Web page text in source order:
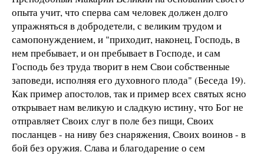
опыта учит, что сперва сам человек должен долго
упражняться в добродетели, с великим трудом и
самопонуждением, и "приходит, наконец, Господь, в
нем пребывает, и он пребывает в Господе, и сам
Господь без труда творит в нем Свои собственные
заповеди, исполняя его духовного плода" (Беседа 19).
Как пример апостолов, так и пример всех святых ясно
открывает нам великую и сладкую истину, что Бог не
отправляет Своих слуг в поле без пищи, Своих
посланцев - на ниву без снаряжения, Своих воинов - в
бой без оружия. Слава и благодарение о сем